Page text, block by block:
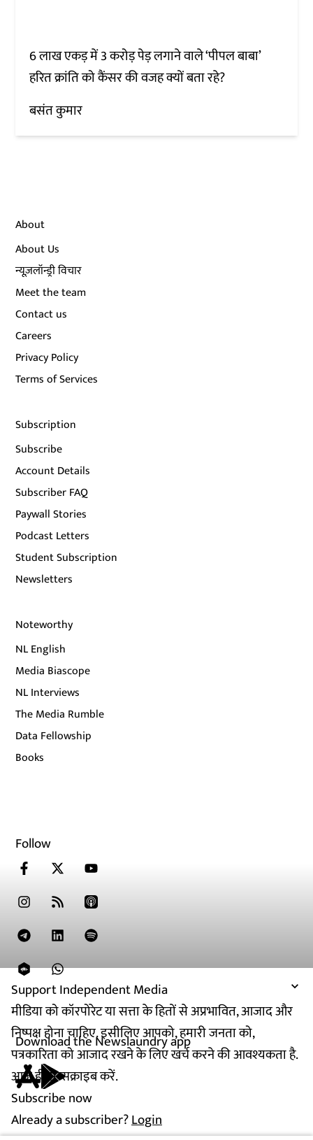
Support Independent Media
मीडिया को कॉरपोरेट या सत्ता के हितों से अप्रभावित, आजाद और
निष्पक्ष होना चाहिए. इसीलिए आपको, हमारी जनता को,
पत्रकारिता को आजाद रखने के लिए खर्च करने की आवश्यकता है.
आज ही सब्सक्राइब करें.
Subscribe now
Already a subscriber?Login
6 लाख एकड़ में 3 करोड़ पेड़ लगाने वाले ‘पीपल बाबा’
हरित क्रांति को कैंसर की वजह क्यों बता रहे?
बसंत कुमार
About
About Us
न्यूज़लॉन्ड्री विचार
Meet the team
Contact us
Careers
Privacy Policy
Terms of Services
Subscription
Subscribe
Account Details
Subscriber FAQ
Paywall Stories
Podcast Letters
Student Subscription
Newsletters
Noteworthy
NL English
Media Biascope
NL Interviews
The Media Rumble
Data Fellowship
Books
Follow
Download the Newslaundry app